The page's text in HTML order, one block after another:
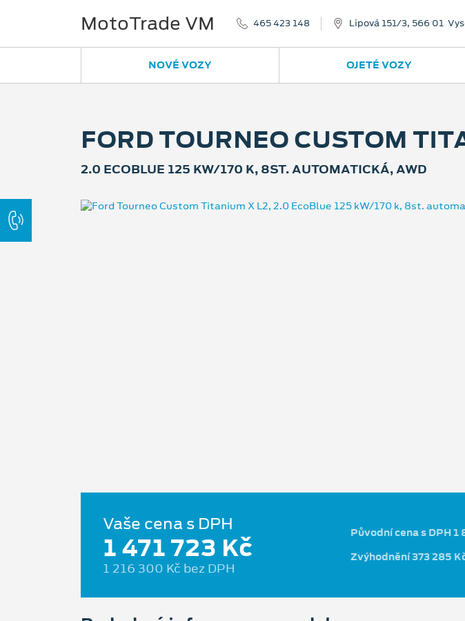
MotoTrade VM 465 423 148 Lipová 151/3, 566 01
NOVÉ VOZY OJETÉ VOZY
FORD TOURNEO CUSTOM
2.0 ECOBLUE 125 KW/170 K, 8ST. AUTOMATICKÁ, AWD
Vaše cena s DPH
1 471 723 Kč
1 216 300 Kč bez DPH
Původní cena s DPH
Zvýhodnění 373 285